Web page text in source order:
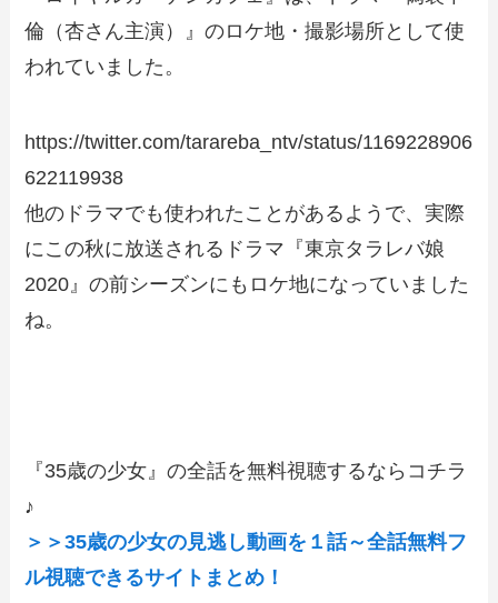
倫（杏さん主演）』のロケ地・撮影場所として使
われていました。
https://twitter.com/tarareba_ntv/status/1169228906
622119938
他のドラマでも使われたことがあるようで、実際
にこの秋に放送されるドラマ『東京タラレバ娘
2020』の前シーズンにもロケ地になっていました
ね。
『35歳の少女』の全話を無料視聴するならコチラ
♪
＞＞35歳の少女の見逃し動画を１話～全話無料フ
ル視聴できるサイトまとめ！